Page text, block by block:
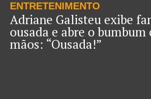
ENTRETENIMENTO
Adriane Galisteu exibe
ousada e abre o bumbum
mãos: “Ousada!”